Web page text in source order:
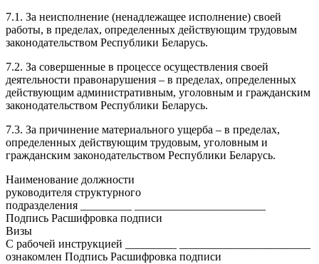
7.1. За неисполнение (ненадлежащее исполнение) своей
работы, в пределах, определенных действующим трудовым
законодательством Республики Беларусь.
7.2. За совершенные в процессе осуществления своей
деятельности правонарушения – в пределах, определенных
действующим административным, уголовным и гражданским
законодательством Республики Беларусь.
7.3. За причинение материального ущерба – в пределах,
определенных действующим трудовым, уголовным и
гражданским законодательством Республики Беларусь.
Наименование должности
руководителя структурного
подразделения _________ _______________________
Подпись Расшифровка подписи
Визы
С рабочей инструкцией _________ _______________________
ознакомлен Подпись Расшифровка подписи